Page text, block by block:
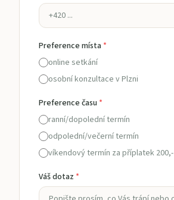
Preference místa *
online setkání
osobní konzultace v Plzni
Preference času *
ranní/dopolední termín
odpolední/večerní termín
víkendový termín za příplatek 200,-
Váš dotaz *